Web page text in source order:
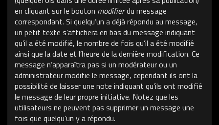
en cliquant sur le bouton modifierdu message
correspondant. Si quelqu’un a déjà répondu au message,
un petit texte s’affichera en bas du message indiquant
qu’il a été modifié, le nombre de fois qu’il a été modifié
ainsi que la date et l’heure de la dernière modification. Ce
message n’apparaîtra pas si un modérateur ou un
administrateur modifie le message, cependant ils ont la
possibilité de laisser une note indiquant qu’ils ont modifié
le message de leur propre initiative. Notez que les
utilisateurs ne peuvent pas supprimer un message une
fois que quelqu’un y a répondu.